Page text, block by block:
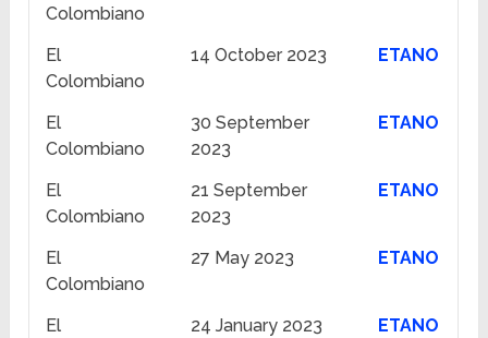
Colombiano
El
Colombiano
14 October 2023 ETANO
El
Colombiano
30 September
2023
ETANO
El
Colombiano
21 September
2023
ETANO
El
Colombiano
27 May 2023 ETANO
El
24 January 2023 ETANO